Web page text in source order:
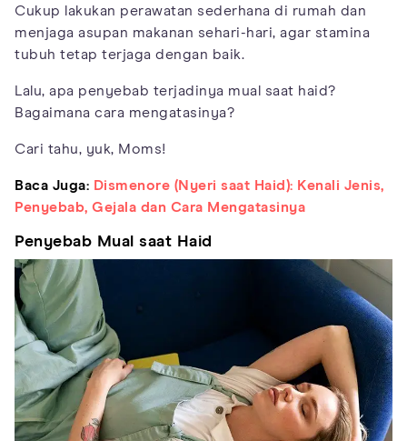
Cukup lakukan perawatan sederhana di rumah dan
menjaga asupan makanan sehari-hari, agar stamina
tubuh tetap terjaga dengan baik.
Lalu, apa penyebab terjadinya mual saat haid?
Bagaimana cara mengatasinya?
Cari tahu, yuk, Moms!
Baca Juga: Dismenore (Nyeri saat Haid): Kenali Jenis,
Penyebab, Gejala dan Cara Mengatasinya
Penyebab Mual saat Haid